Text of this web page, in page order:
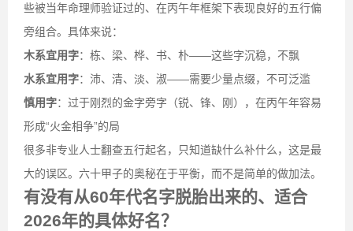
些被当年命理师验证过的、在丙午年框架下表现良好的五行偏
旁组合。具体来说：
木系宜用字：栋、梁、桦、书、朴——这些字沉稳，不飘
水系宜用字：沛、清、淡、淑——需要少量点缀，不可泛滥
慎用字：过于刚烈的金字旁字（锐、锋、刚），在丙午年容易
形成“火金相争”的局
很多非专业人士翻查五行起名，只知道缺什么补什么，这是最
大的误区。六十甲子的奥秘在于平衡，而不是简单的做加法。
有没有从60年代名字脱胎出来的、适合
2026年的具体好名？